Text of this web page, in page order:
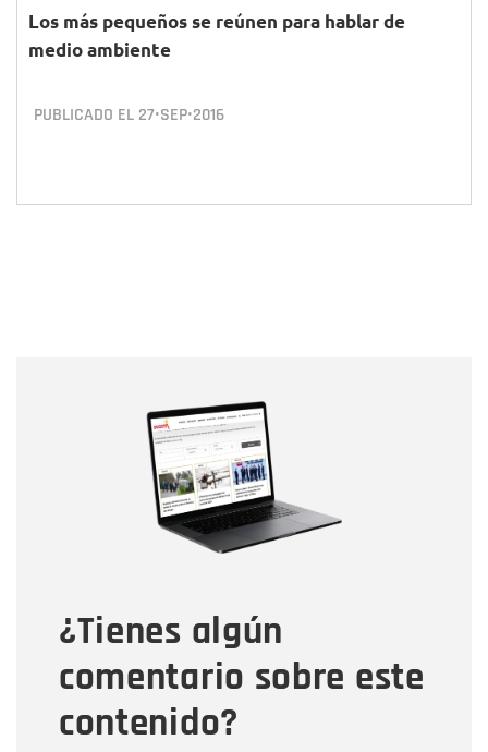
Los más pequeños se reúnen para hablar de
medio ambiente
PUBLICADO EL 27•SEP•2016
¿Tienes algún
comentario sobre este
contenido?
Correo electrónico
Tipo de comentario
Mensaje